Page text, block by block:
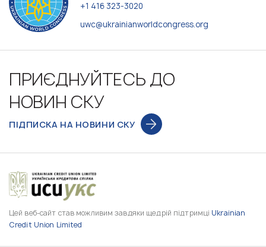
+1 416 323-3020
uwc@ukrainianworldcongress.org
ПРИЄДНУЙТЕСЬ ДО
НОВИН СКУ
ПІДПИСКА НА НОВИНИ СКУ
Цей веб-сайт став можливим завдяки щедрій підтримці Ukrainian
Credit Union Limited